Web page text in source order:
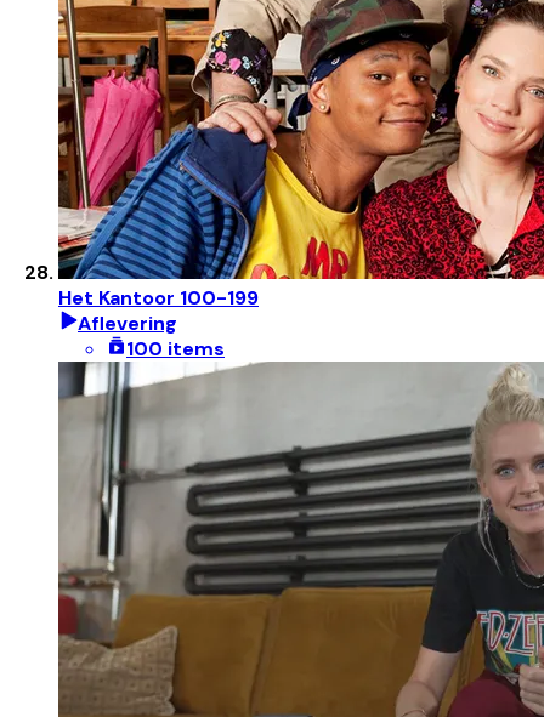
Het Kantoor 100-199
Aflevering
100 items